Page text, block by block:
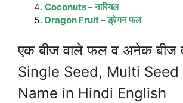
Coconuts – नारियल
Dragon Fruit – ड्रेगन फल
एक बीज वाले फल व अनेक बीज
Single Seed, Multi
Name in Hindi English